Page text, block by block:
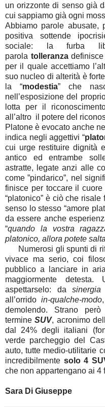
un orizzonte di senso già
cui sappiamo già ogni
Abbiamo parole abusate,
positiva sottende
sociale: la furba
parola tolleranzadefinisce
per il quale accettiamo
suo nucleo di alterità è
la “modestia” che
nell’esposizione del
lotta per il
all’altro il potere del
Platone è evocato anche
indica negli aggettivi “
cui urge restituire dignità
antico ed entrambe
astratte, legate anzi alle
come ”pindarico”, nel
finisce per toccare il
“platonico” è ciò che risale
senso lo stesso “amore
da essere anche
“quando la vostra
platonico, allora potete
Numerosi gli spunti di
vivace ma serio, coi
pubblico a lanciare in
maggiormente
aspettarselo: dasinergia
all’orridoin-qualche-modo
demolendo. Strano
termineSUV, acronimo
dal 24% degli italiani
verde parcheggio del
auto, tutte medio-utilitarie
incredibilmente solo 4
che non appartengano ai
Sara Di Giuseppe